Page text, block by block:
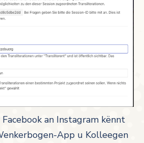
an Instagram kënnt
App u Kolleegen